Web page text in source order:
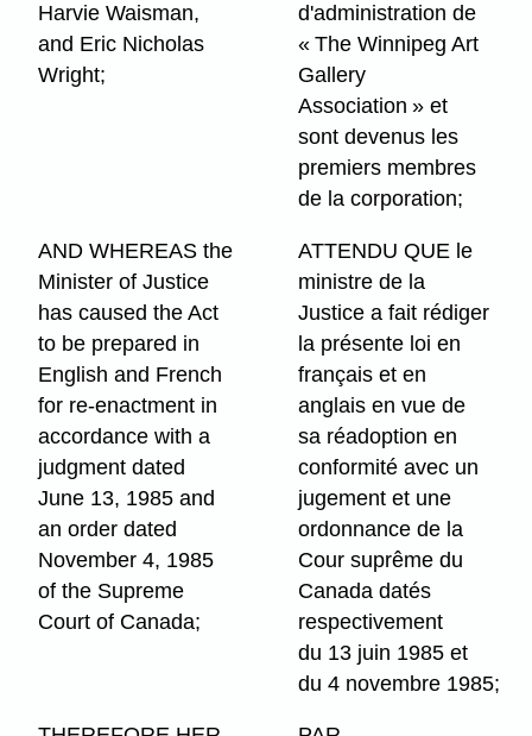
Harvie Waisman,
and Eric Nicholas
Wright;
d'administration de
« The Winnipeg Art
Gallery
Association » et
sont devenus les
premiers membres
de la corporation;
AND WHEREAS the
Minister of Justice
has caused the Act
to be prepared in
English and French
for re-enactment in
accordance with a
judgment dated
June 13, 1985 and
an order dated
November 4, 1985
of the Supreme
Court of Canada;
ATTENDU QUE le
ministre de la
Justice a fait rédiger
la présente loi en
français et en
anglais en vue de
sa réadoption en
conformité avec un
jugement et une
ordonnance de la
Cour suprême du
Canada datés
respectivement
du 13 juin 1985 et
du 4 novembre 1985;